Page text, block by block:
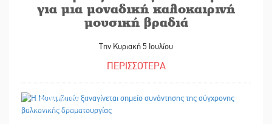
για μια μοναδική καλοκαιρινή
μουσική βραδιά
Την Κυριακή 5 Ιουλίου
ΠΕΡΙΣΣΟΤΕΡΑ
18/06/2026